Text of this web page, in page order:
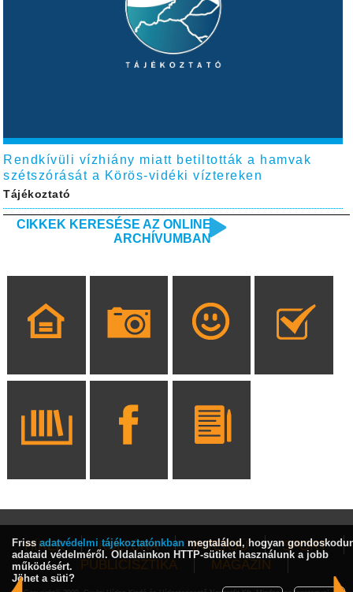
Rendkívüli vízhiány miatt betiltották a hamvak
szétszórását a Körös-vidéki víztereken
Tájékoztató
CIKKEK KERESÉSE AZ ONLINE
ARCHÍVUMBAN
HÍREK KULTÚRA INTERJÚ
SPORT
PUBLICISZTIKA
MAGAZIN
Friss adatvédelmi tájékoztatónkban megtalálod, hogyan
adataid védelméről. Oldalainkon HTTP-sütiket használunk a jobb
működésért.
Jöhet a süti?